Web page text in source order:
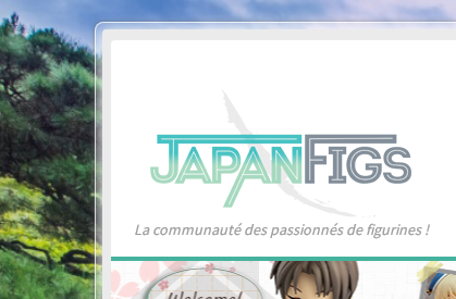
La communauté des passionnés de figurines !